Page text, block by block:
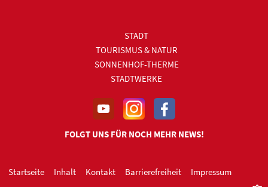
STADT
TOURISMUS & NATUR
SONNENHOF-THERME
STADTWERKE
FOLGT UNS FÜR NOCH MEHR NEWS!
Startseite Inhalt Kontakt Barrierefreiheit
Impressum